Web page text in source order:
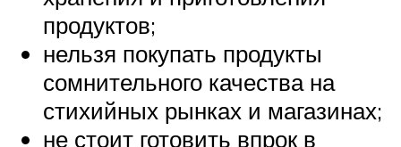
продуктов;
нельзя покупать продукты
сомнительного качества на
стихийных рынках и магазинах;
не стоит готовить впрок в